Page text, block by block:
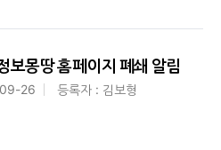
보몽땅 홈페이지 폐쇄 알림
26
등록자 : 김보형